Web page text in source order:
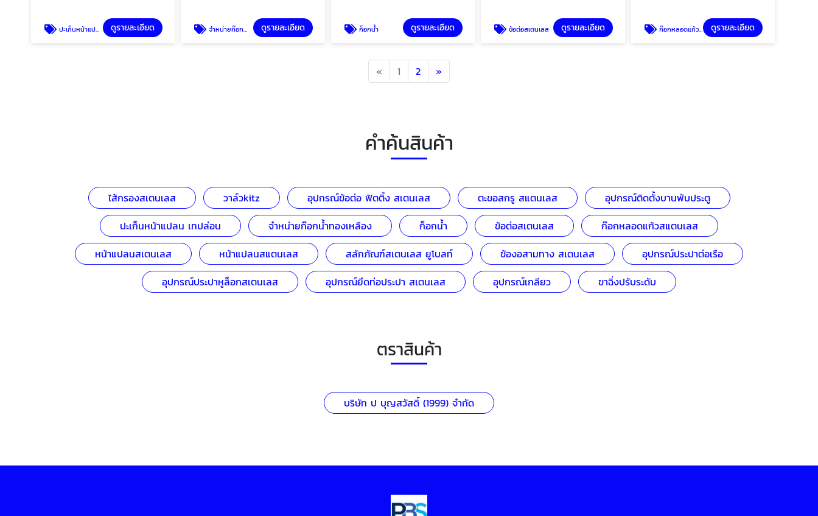
ปะเก็นหน้าแปลน เทปล่อน ดูรายละเอียด จำหน่ายก๊อกน้ำทองเหลือง ดูรายละเอียด ก็อกน้ำ ดูรายละเอียด ข้อต่อสเตนเลส ดูรายละเอียด ก๊อกหลอดแก้วสแตนเลส ดูรายละเอียด
« Previous
1 2 »Next
คำค้นสินค้า
ไส้กรองสเตนเลส วาล์วkitz อุปกรณ์ข้อต่อ ฟิตติ้ง สเตนเลส ตะขอสกรู สแตนเลส
อุปกรณ์ติดตั้งบานพับประตู
ปะเก็นหน้าแปลน เทปล่อน
จำหน่ายก๊อกน้ำทองเหลือง ก็อกน้ำ ข้อต่อสเตนเลส
ก๊อกหลอดแก้วสแตนเลส
หน้าแปลนสเตนเลส
หน้าแปลนสแตนเลส สลักภัณฑ์สเตนเลส ยูโบลท์ ข้องอสามทาง สเตนเลส
อุปกรณ์ประปาต่อเรือ
อุปกรณ์ประปาหูล็อกสเตนเลส
อุปกรณ์ยึดท่อประปา สเตนเลส อุปกรณ์เกลียว ขาฉิ่งปรับระดับ
ตราสินค้า
บริษัท ป บุญสวัสดิ์ (1999) จำกัด